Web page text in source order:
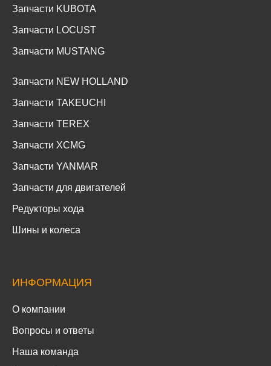
Запчасти KUBOTA
Запчасти LOCUST
Запчасти MUSTANG
Запчасти NEW HOLLAND
Запчасти TAKEUCHI
Запчасти TEREX
Запчасти XCMG
Запчасти YANMAR
Запчасти для двигателей
Редукторы хода
Шины и колеса
ИНФОРМАЦИЯ
О компании
Вопросы и ответы
Наша команда